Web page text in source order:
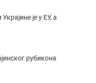
је у ЕУ, а
рубикона